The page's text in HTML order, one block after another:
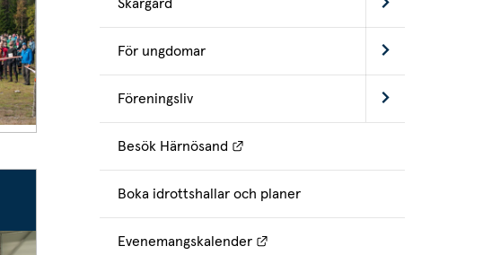
Skärgård
För ungdomar
Föreningsliv
Besök Härnösand
Boka idrottshallar och planer
Evenemangskalender